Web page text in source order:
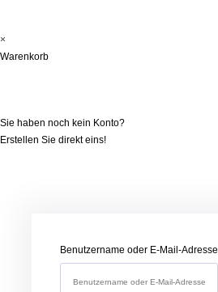
×
Warenkorb
Sie haben noch kein Konto?
Erstellen Sie direkt eins!
Benutzername oder E-Mail-Adresse